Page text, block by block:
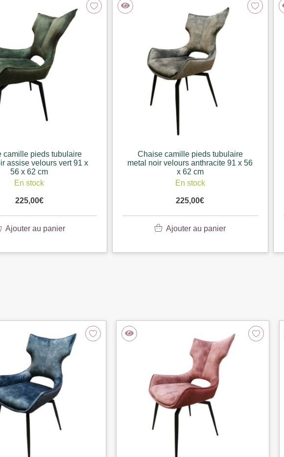
camille pieds tubulaire
assise velours vert 91 x
56 x 62 cm
En stock
225,00€
Ajouter au panier
Chaise camille pieds tubulaire
metal noir velours anthracite 91 x 56
x 62 cm
En stock
225,00€
Ajouter au panier